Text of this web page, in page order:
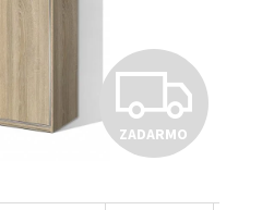
Z
A
ZADARMO